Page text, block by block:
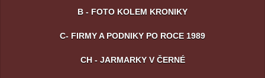
B - FOTO KOLEM KRONIKY
C- FIRMY A PODNIKY PO ROCE 1989
CH - JARMARKY V ČERNÉ